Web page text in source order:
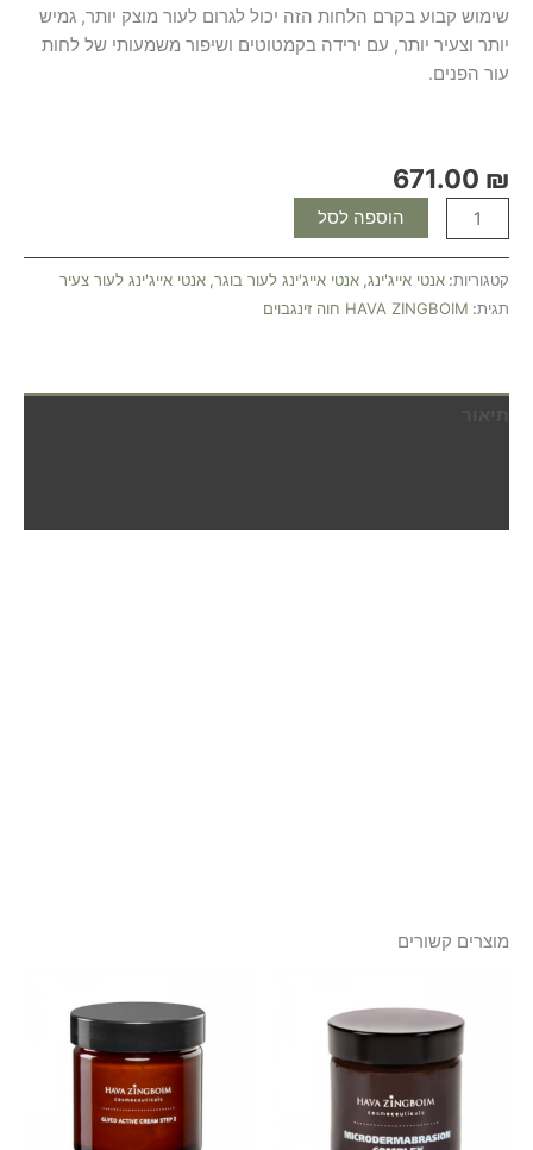
שימוש קבוע בקרם הלחות הזה יכול לגרום לעור מוצק יותר, גמיש
יותר וצעיר יותר, עם ירידה בקמטוטים ושיפור משמעותי של לחות
עור הפנים.
671.00 ₪
הוספה לסל
קטגוריות: אנטי אייג'ינג, אנטי אייג'ינג לעור בוגר, אנטי אייג'ינג לעור צעיר
תגית: HAVA ZINGBOIM חוה זינגבוים
מוצרים קשורים